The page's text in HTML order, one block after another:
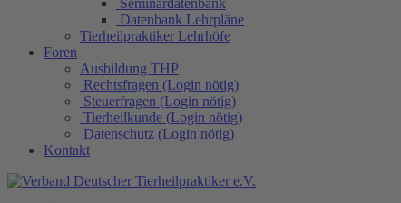
Seminardatenbank
Datenbank Lehrpläne
Tierheilpraktiker Lehrhöfe
Foren
Ausbildung THP
Rechtsfragen (Login nötig)
Steuerfragen (Login nötig)
Tierheilkunde (Login nötig)
Datenschutz (Login nötig)
Kontakt